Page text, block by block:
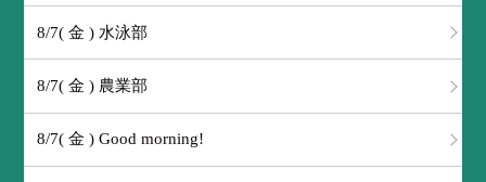
8/7( 金 ) 水泳部
8/7( 金 ) 農業部
8/7( 金 ) Good morning!